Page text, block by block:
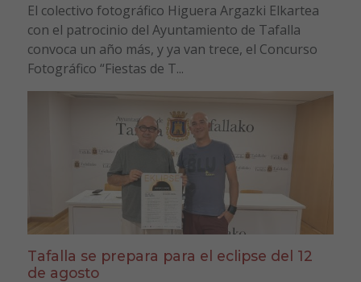
El colectivo fotográfico Higuera Argazki Elkartea
con el patrocinio del Ayuntamiento de Tafalla
convoca un año más, y ya van trece, el Concurso
Fotográfico “Fiestas de T...
Tafalla se prepara para el eclipse del 12
de agosto